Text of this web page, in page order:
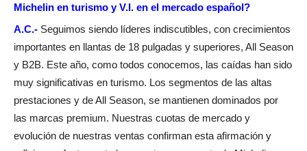
Michelin en turismo y V.I. en el mercado español?
A.C.- Seguimos siendo líderes indiscutibles, con crecimientos
importantes en llantas de 18 pulgadas y superiores, All Season
y B2B. Este año, como todos conocemos, las caídas han sido
muy significativas en turismo. Los segmentos de las altas
prestaciones y de All Season, se mantienen dominados por
las marcas premium. Nuestras cuotas de mercado y
evolución de nuestras ventas confirman esta afirmación y